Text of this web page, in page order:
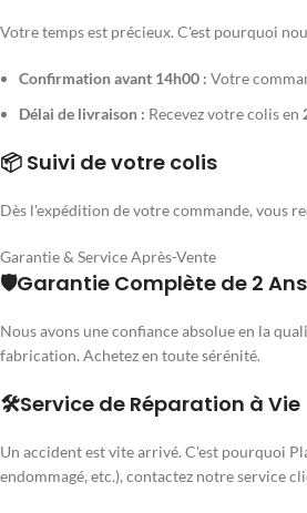
Votre temps est précieux. C'est pourquoi
Confirmation avant 14h00 : Votre
Délai de livraison : Recevez votre colis en
📦 Suivi de votre colis
Dès l'expédition de votre commande, vous
Garantie & Service Après-Vente
🛡️Garantie Complète de 2 Ans
Nous avons une confiance absolue en la
fabrication. Achetez en toute sérénité.
🛠️Service de Réparation à Vie
Un accident est vite arrivé. C'est pourquoi
endommagé, etc.), contactez notre service